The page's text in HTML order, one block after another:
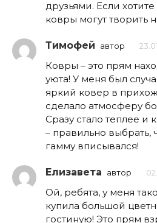
друзьями. Если
ковры могут творить
Тимофей автор
Ковры – это прям
уюта! У меня был
яркий ковер в
сделало атмосферу
Сразу стало теплее и
– правильно выбрать,
гамму вписывался!
Елизавета автор
Ой, ребята, у меня
купила большой
гостиную! Это прям